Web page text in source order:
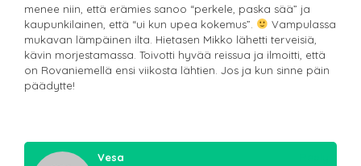
menee niin, että erämies sanoo “perkele, paska sää” ja
kaupunkilainen, että “ui kun upea kokemus”.
Vampulassa
mukavan lämpäinen ilta. Hietasen Mikko lähetti terveisiä,
kävin morjestamassa. Toivotti hyvää reissua ja ilmoitti, että
on Rovaniemellä ensi viikosta lähtien. Jos ja kun sinne päin
päädytte!
Vesa